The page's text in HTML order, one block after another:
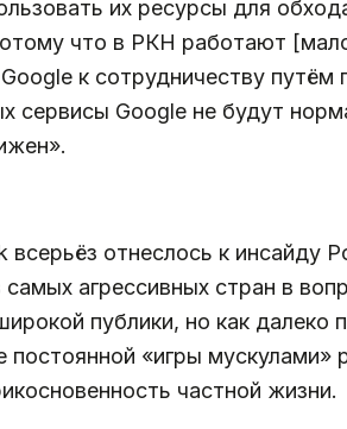
их ресурсы для
что в РКН работают
к сотрудничеству путём
сервисы Google не будут
отнеслось к инсайду
агрессивных стран в
публики, но как далеко
«игры мускулами»
частной жизни.